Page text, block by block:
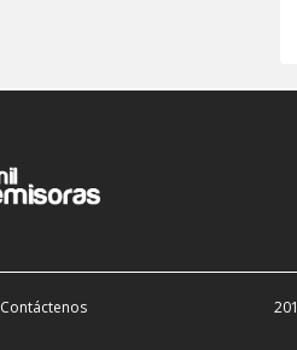
Contáctenos